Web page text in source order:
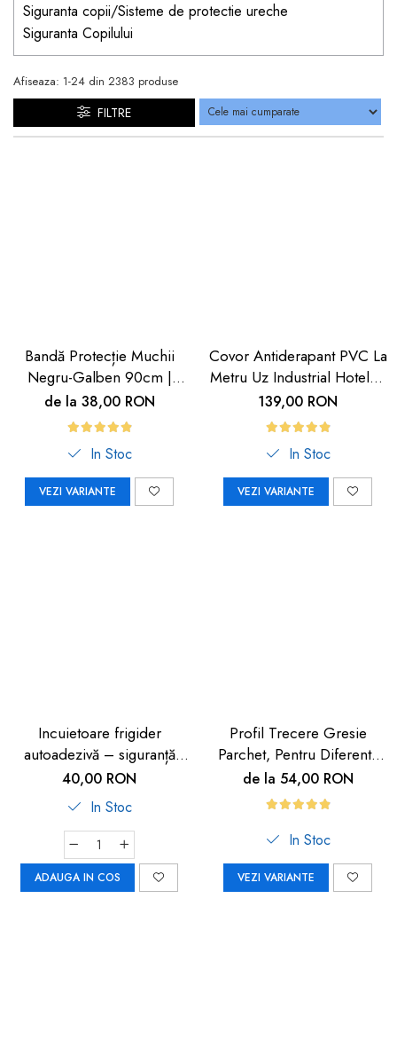
Siguranta copii/Sisteme de protectie ureche
Siguranta Copilului
Afiseaza: 1-24 din 2383 produse
FILTRE
Bandă Protecție Muchii
Negru-Galben 90cm |
Carboysafety
de la 38,00 RON
In Stoc
VEZI VARIANTE
Covor Antiderapant PVC La
Metru Uz Industrial Hoteluri
| Carboysafety
139,00 RON
In Stoc
VEZI VARIANTE
Incuietoare frigider
autoadezivă – siguranță
copii 2 buc
40,00 RON
In Stoc
ADAUGA IN COS
Profil Trecere Gresie
Parchet, Pentru Diferenta
de Nivel, Culoare Lemn
Închis, Autoadeziv, 90cm
de la 54,00 RON
In Stoc
VEZI VARIANTE